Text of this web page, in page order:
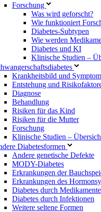
Forschung
Was wird geforscht?
Wie funktioniert
Diabetes-Subtypen
Wie werden
Diabetes und KI
Klinische Studien –
Krankheitsbild und
Entstehung und
Diagnose
Behandlung
Risiken für das Kind
Risiken für die Mutter
Forschung
Klinische Studien –
Diabetesformen
Andere genetische Defekte
MODY-Diabetes
Erkrankungen der
Erkrankungen des
Diabetes durch Medikamente
Diabetes durch Infektionen
Weitere seltene Formen